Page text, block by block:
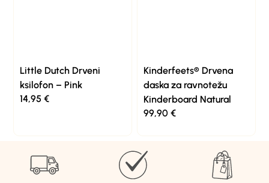
Little Dutch Drveni
ksilofon – Pink
14,95€
Kinderfeets® Drvena
daska za ravnotežu
Kinderboard Natural
99,90 €